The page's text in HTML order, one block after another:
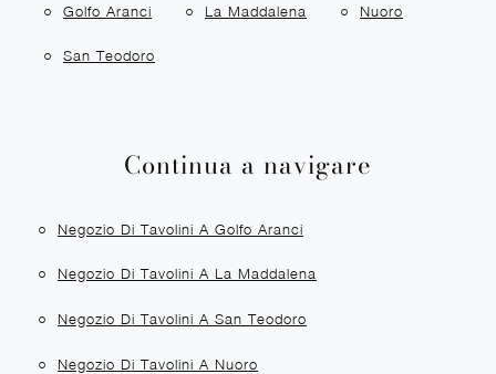
Golfo Aranci La Maddalena Nuoro
San Teodoro
Continua a navigare
Negozio Di Tavolini A Golfo Aranci
Negozio Di Tavolini A La Maddalena
Negozio Di Tavolini A San Teodoro
Negozio Di Tavolini A Nuoro